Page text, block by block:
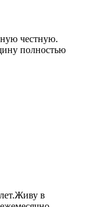
честную.
полностью
в